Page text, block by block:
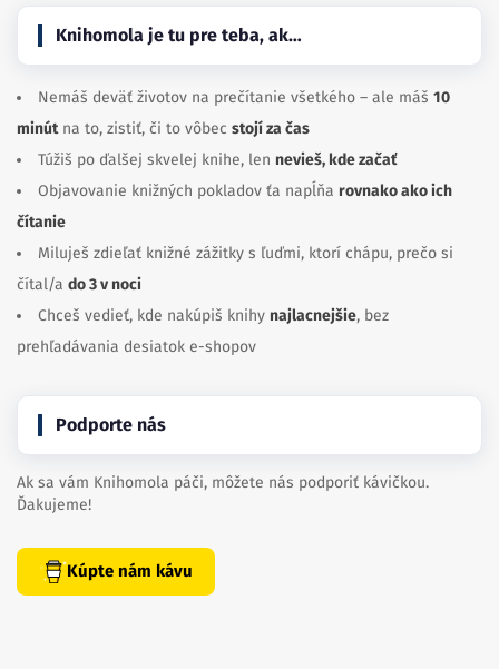
Knihomola je tu pre teba, ak…
Nemáš deväť životov na prečítanie všetkého – ale máš 10
minútna to, zistiť, či to vôbec stojí za čas
Túžiš po ďalšej skvelej knihe, len nevieš, kde začať
Objavovanie knižných pokladov ťa napĺňa rovnako ako ich
čítanie
Miluješ zdieľať knižné zážitky s ľuďmi, ktorí chápu, prečo si
čítal/a do 3 v noci
Chceš vedieť, kde nakúpiš knihy najlacnejšie, bez
prehľadávania desiatok e-shopov
Podporte nás
Ak sa vám Knihomola páči, môžete nás podporiť kávičkou.
Ďakujeme!
Kúpte nám kávu